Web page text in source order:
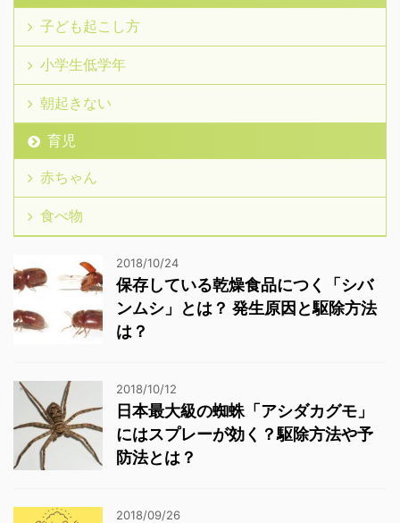
子ども起こし方
小学生低学年
朝起きない
育児
赤ちゃん
食べ物
2018/10/24
保存している乾燥食品につく「シバ
ンムシ」とは？ 発生原因と駆除方法
は？
2018/10/12
日本最大級の蜘蛛「アシダカグモ」
にはスプレーが効く？駆除方法や予
防法とは？
2018/09/26